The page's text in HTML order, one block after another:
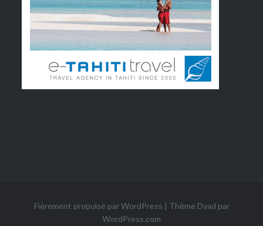
Fièrement propulsé par WordPress | Thème Dyad par
WordPress.com